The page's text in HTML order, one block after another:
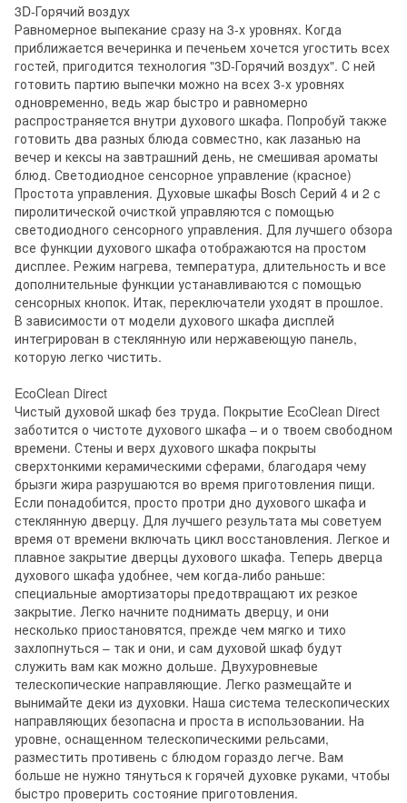
3D-Горячий воздух
Равномерное выпекание сразу на 3-х уровнях. Когда
приближается вечеринка и печеньем хочется угостить всех
гостей, пригодится технология "3D-Горячий воздух". С ней
готовить партию выпечки можно на всех 3-х уровнях
одновременно, ведь жар быстро и равномерно
распространяется внутри духового шкафа. Попробуй также
готовить два разных блюда совместно, как лазанью на
вечер и кексы на завтрашний день, не смешивая ароматы
блюд. Светодиодное сенсорное управление (красное)
Простота управления. Духовые шкафы Bosch Серий 4 и 2 с
пиролитической очисткой управляются с помощью
светодиодного сенсорного управления. Для лучшего обзора
все функции духового шкафа отображаются на простом
дисплее. Режим нагрева, температура, длительность и все
дополнительные функции устанавливаются с помощью
сенсорных кнопок. Итак, переключатели уходят в прошлое.
В зависимости от модели духового шкафа дисплей
интегрирован в стеклянную или нержавеющую панель,
которую легко чистить.
EcoClean Direct
Чистый духовой шкаф без труда. Покрытие EcoClean Direct
заботится о чистоте духового шкафа – и о твоем свободном
времени. Стены и верх духового шкафа покрыты
сверхтонкими керамическими сферами, благодаря чему
брызги жира разрушаются во время приготовления пищи.
Если понадобится, просто протри дно духового шкафа и
стеклянную дверцу. Для лучшего результата мы советуем
время от времени включать цикл восстановления. Легкое и
плавное закрытие дверцы духового шкафа. Теперь дверца
духового шкафа удобнее, чем когда-либо раньше:
специальные амортизаторы предотвращают их резкое
закрытие. Легко начните поднимать дверцу, и они
несколько приостановятся, прежде чем мягко и тихо
захлопнуться – так и они, и сам духовой шкаф будут
служить вам как можно дольше. Двухуровневые
телескопические направляющие. Легко размещайте и
вынимайте деки из духовки. Наша система телескопических
направляющих безопасна и проста в использовании. На
уровне, оснащенном телескопическими рельсами,
разместить противень с блюдом гораздо легче. Вам
больше не нужно тянуться к горячей духовке руками, чтобы
быстро проверить состояние приготовления.